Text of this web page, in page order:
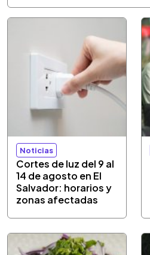
Noticias
Cortes de luz del 9 al
14 de agosto en El
Salvador: horarios y
zonas afectadas